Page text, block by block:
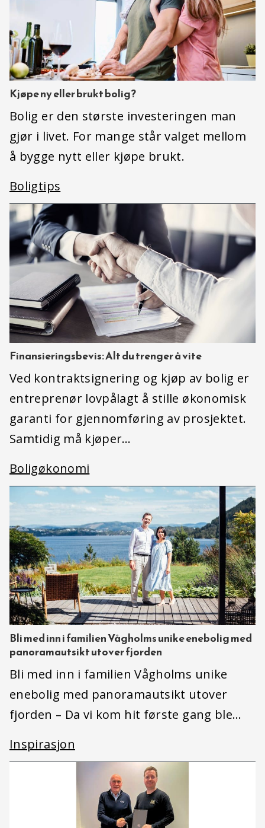
Kjøpe ny eller brukt bolig?
Bolig er den største investeringen man
gjør i livet. For mange står valget mellom
å bygge nytt eller kjøpe brukt.
Boligtips
Finansieringsbevis: Alt du trenger å vite
Ved kontraktsignering og kjøp av bolig er
entreprenør lovpålagt å stille økonomisk
garanti for gjennomføring av prosjektet.
Samtidig må kjøper…
Boligøkonomi
Bli med inn i familien Vågholms unike enebolig med
panoramautsikt utover fjorden
Bli med inn i familien Vågholms unike
enebolig med panoramautsikt utover
fjorden – Da vi kom hit første gang ble…
Inspirasjon